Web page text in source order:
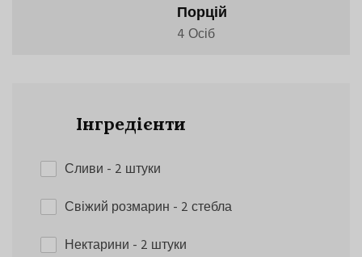
Порцій
4 Осіб
Інгредієнти
Сливи - 2 штуки
Свіжий розмарин - 2 стебла
Нектарини - 2 штуки